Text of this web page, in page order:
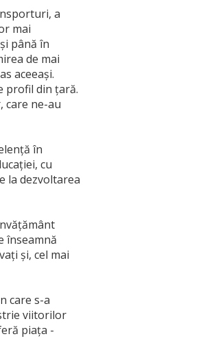
a
mai
până în
de mai
aceeași.
profil din țară.
care ne-au
în
cu
la dezvoltarea
înseamnă
și, cel mai
care s-a
viitorilor
piața